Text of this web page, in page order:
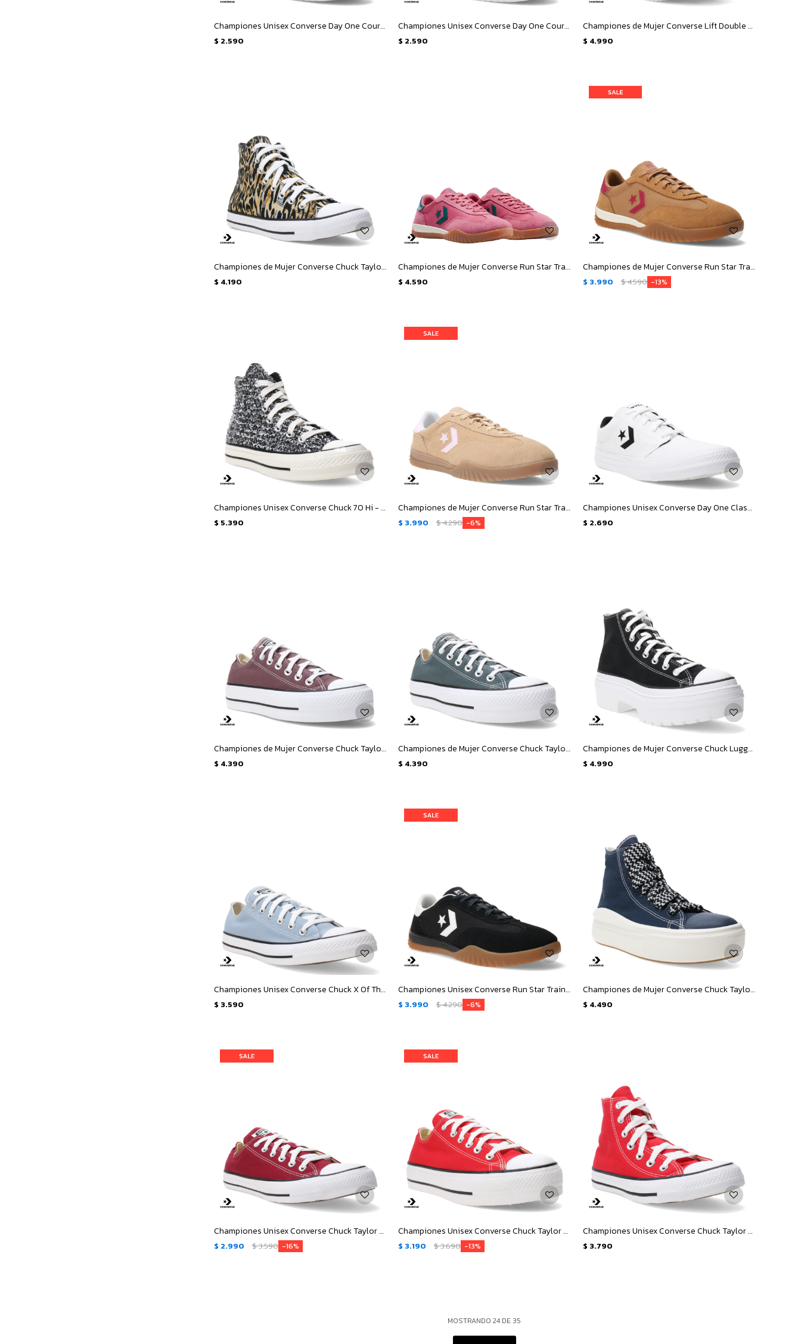
Championes Unisex Converse Day One Court Ox - Negro - Blanco
$ 2.590
Championes Unisex Converse Day One Court Ox - Blanco
$ 2.590
Championes de Mujer Converse Lift Double Stack - Negro - Blanco
$ 4.990
Championes de Mujer Converse Chuck Taylor All Star Lift - Animal Print
$ 4.190
Championes de Mujer Converse Run Star Trainer - Rosado - Verde
$ 4.590
Championes de Mujer Converse Run Star Trainer - Marrón - Rosado
$ 3.990 $4.590 13
Championes Unisex Converse Chuck 70 Hi - Negro - Plata
$ 5.390
Championes de Mujer Converse Run Star Trainer Suede - Amarillo Arena - Rosado
$ 3.990 $4.290 6
Championes Unisex Converse Day One Classic - Blanco - Negro
$ 2.690
Championes de Mujer Converse Chuck Taylor Lift Plataforma - Marfil
$ 4.390
Championes de Mujer Converse Chuck Taylor Lift Plataforma - Verde Oscuro
$ 4.390
Championes de Mujer Converse Chuck Lugged Heel Platform - Negro - Blanco
$ 4.990
Championes Unisex Converse Chuck X Of The SkyBlue - Celeste - Blanco
$ 3.590
Championes Unisex Converse Run Star Trainer - Negro
$ 3.990 $4.290 6
Championes de Mujer Converse Chuck Taylor Move Hi - Azul Marino - Blanco
$ 4.490
Championes Unisex Converse Chuck Taylor All Star - Bordó- Negro - Blanco
$ 2.990 $3.590 16
Championes Unisex Converse Chuck Taylor All Star - Rojo - Blanco
$ 3.190 $3.690 13
Championes Unisex Converse Chuck Taylor All Star - Rojo - Blanco
$ 3.790
MOSTRANDO24 DE 35